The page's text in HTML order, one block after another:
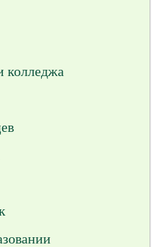
колледжа